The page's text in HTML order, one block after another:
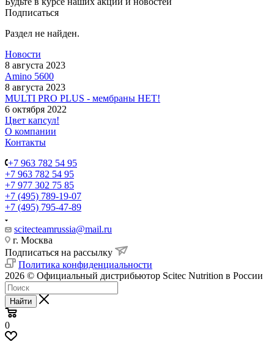
Подписаться
Раздел не найден.
Новости
8 августа 2023
Amino 5600
8 августа 2023
MULTI PRO PLUS - мембраны НЕТ!
6 октября 2022
Цвет капсул!
О компании
Контакты
+7 963 782 54 95
+7 963 782 54 95
+7 977 302 75 85
+7 (495) 789-19-07
+7 (495) 795-47-89
scitecteamrussia@mail.ru
г. Москва
Подписаться на рассылку
Политика конфиденциальности
2026 © Официальный дистрибьютор Scitec Nutrition в России
Найти
0